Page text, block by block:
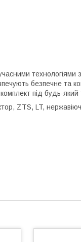
технологіями з
безпечне та
під будь-
ZTS, LT,